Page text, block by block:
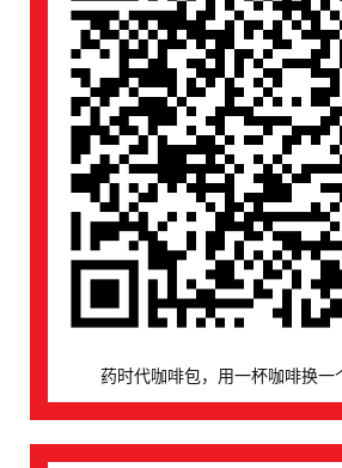
药时代咖啡包，用一杯咖啡换一